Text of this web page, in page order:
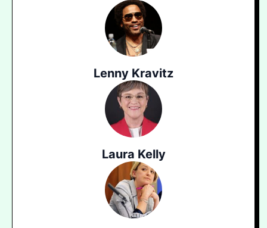
Lenny Kravitz
Laura Kelly